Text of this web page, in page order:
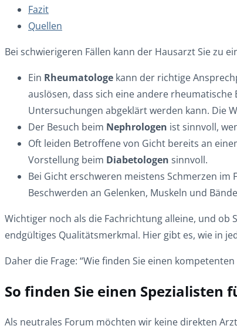
Fazit
Quellen
Bei schwierigeren Fällen kann der Hausarzt Sie zu
Ein Rheumatologe kann der richtige
auslösen, dass sich eine andere
Untersuchungen abgeklärt werden kann. Die
Der Besuch beim Nephrologen ist sinnvoll,
Oft leiden Betroffene von Gicht bereits an
Vorstellung beim Diabetologen sinnvoll.
Bei Gicht erschweren meistens Schmerzen im
Beschwerden an Gelenken, Muskeln und
Wichtiger noch als die Fachrichtung alleine, und ob
endgültiges Qualitätsmerkmal. Hier gibt es, wie in
Daher die Frage: “Wie finden Sie einen
So finden Sie einen Spezialisten
Als neutrales Forum möchten wir keine direkten